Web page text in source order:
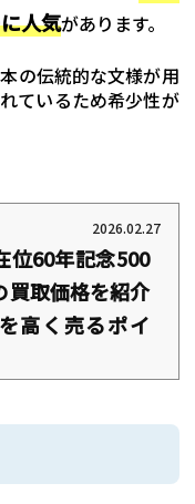
人気があります。
の伝統的な文様が用
ているため希少性が
2026.02.27
位60年記念500
買取価格を紹介
高く売るポイ
https://daikichi-kaitori.jp/column/tennouzaii60nenkinen500yenkaitorikakaku
在位60年記念500円白銅貨幣
いでしょう。 この記事では、
してみてください。 ※記事内で